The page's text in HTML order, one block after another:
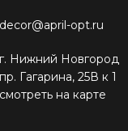
decor@april-opt.ru
г. Нижний Новгород
пр. Гагарина, 25В к 1
смотреть на карте